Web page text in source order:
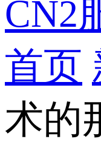
CN2
首页
术的